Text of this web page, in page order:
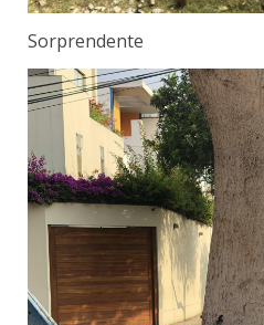
Sorprendente